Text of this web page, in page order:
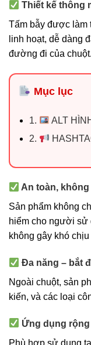
Thiết kế thông
Tấm bẫy được làm
linh hoạt, dễ dàng
đường đi của chuột.
Mục lục
1.
ALT
2.
An toàn,
Sản phẩm không
hiểm cho người sử
không gây khó
Đa năng – bắt
Ngoài chuột, sản
kiến, và các loại
Ứng dụng rộng
Phù hợp sử dụng